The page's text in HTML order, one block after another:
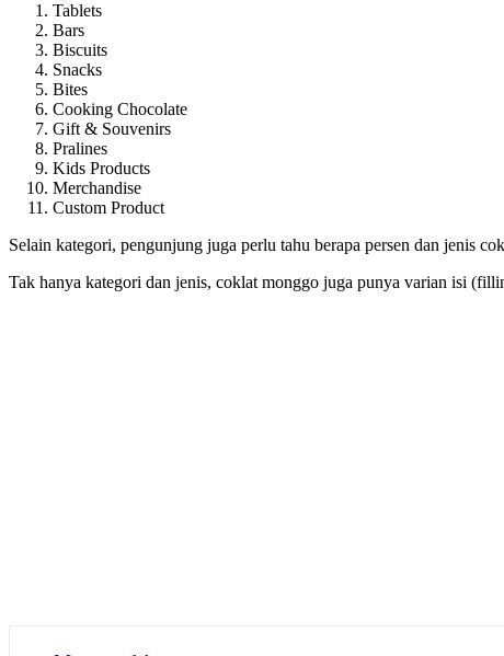
Tablets
Bars
Biscuits
Snacks
Bites
Cooking Chocolate
Gift & Souvenirs
Pralines
Kids Products
Merchandise
Custom Product
Selain kategori, pengunjung juga perlu tahu berapa persen dan jenis
Tak hanya kategori dan jenis, coklat monggo juga punya varian isi